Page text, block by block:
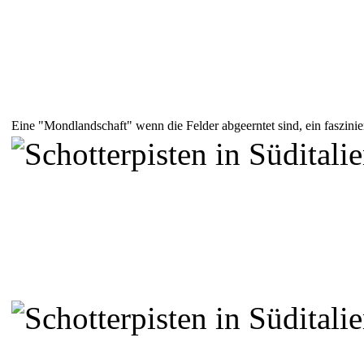
Eine "Mondlandschaft" wenn die Felder abgeerntet sind, ein